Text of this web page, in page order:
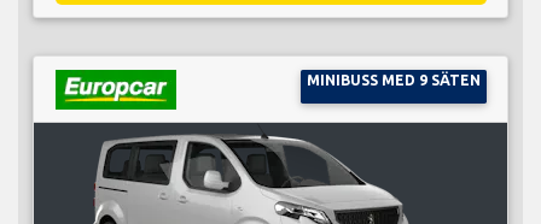
MINIBUSS MED 9 SÄTEN